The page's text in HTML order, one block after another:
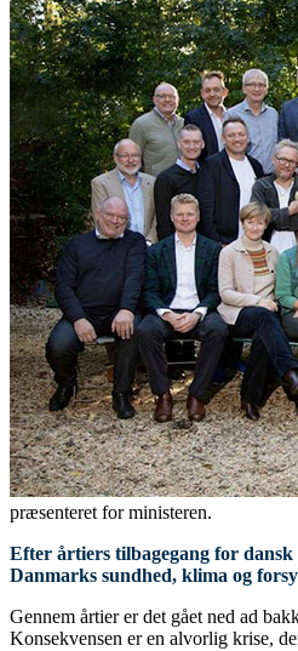
præsenteret for ministeren.
Efter årtiers tilbagegang for
Danmarks sundhed, klima og
Gennem årtier er det gået ned ad
Konsekvensen er en alvorlig krise,